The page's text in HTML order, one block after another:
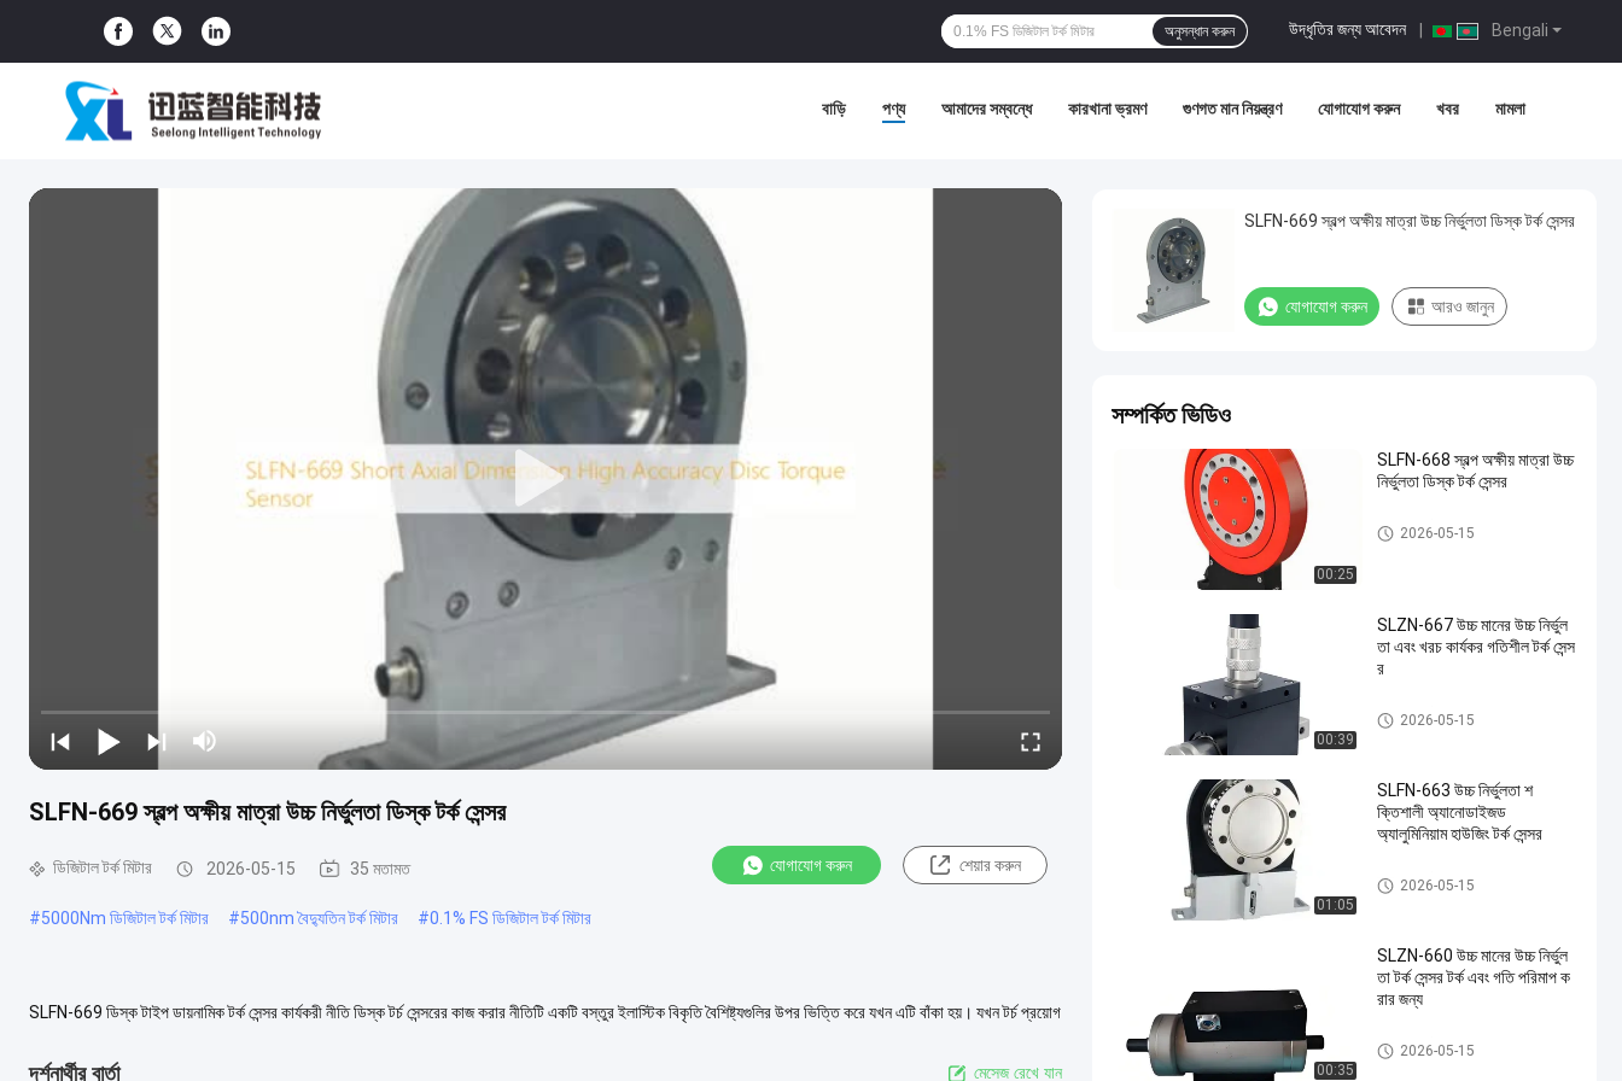
Bengali
উদ্ধৃতির জন্য আবেদন
অনুসন্ধান করুন
বাড়ি পণ্য আমাদের সম্বন্ধে কারখানা ভ্রমণ গুণগত মান নিয়ন্ত্রণ যোগাযোগ করুন খবর মামলা
SLFN-669 স্বল্প অক্ষীয় মাত্রা উচ্চ নির্ভুলতা ডিস্ক টর্ক সেন্সর
ডিজিটাল টর্ক মিটার 2026-05-15 35 মতামত যোগাযোগ করুন শেয়ার করুন
#5000Nm ডিজিটাল টর্ক মিটার #500nm বৈদ্যুতিন টর্ক মিটার #0.1% FS ডিজিটাল টর্ক মিটার
SLFN-669 ডিস্ক টাইপ ডায়নামিক টর্ক সেন্সর কার্যকরী নীতি ডিস্ক টর্চ সেন্সরের কাজ করার নীতিটি একটি বস্তুর ইলাস্টিক বিকৃতি বৈশিষ্ট্যগুলির উপর ভিত্তি করে যখন এটি বাঁকা হয়। যখন টর্চ প্রয়োগ
দর্শনার্থীর বার্তা মেসেজ রেখে যান
SLFN-669 স্বল্প অক্ষীয় মাত্রা উচ্চ নির্ভুলতা ডিস্ক টর্ক সেন্সর
যোগাযোগ করুন আরও জানুন
সম্পর্কিত ভিডিও
00:25
SLFN-668 স্বল্প অক্ষীয় মাত্রা উচ্চ
নির্ভুলতা ডিস্ক টর্ক সেন্সর
ডিজিটাল টর্ক মিটার
2026-05-15
00:39
SLZN-667 উচ্চ মানের উচ্চ নির্ভুল
তা এবং খরচ কার্যকর গতিশীল টর্ক সেন্স
র
ডিজিটাল টর্ক মিটার
2026-05-15
01:05
SLFN-663 উচ্চ নির্ভুলতা শ
ক্তিশালী অ্যানোডাইজড
অ্যালুমিনিয়াম হাউজিং টর্ক সেন্সর
ডিজিটাল টর্ক মিটার
2026-05-15
00:35
SLZN-660 উচ্চ মানের উচ্চ নির্ভুল
তা টর্ক সেন্সর টর্ক এবং গতি পরিমাপ ক
রার জন্য
ডিজিটাল টর্ক মিটার
2026-05-15